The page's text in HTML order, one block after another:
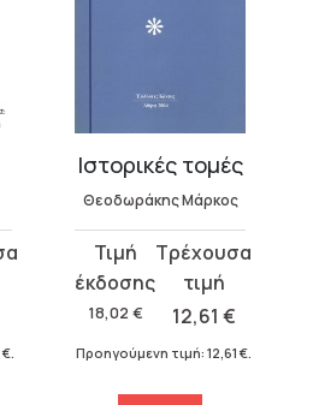
€
Ιστορικές τομές
Θεοδωράκης Μάρκος
18,02 €
Original
price
was:
18,02 €.
12,61 €
τρέχουσα
τιμή
Προηγούμενη τιμή: 12,61 €.